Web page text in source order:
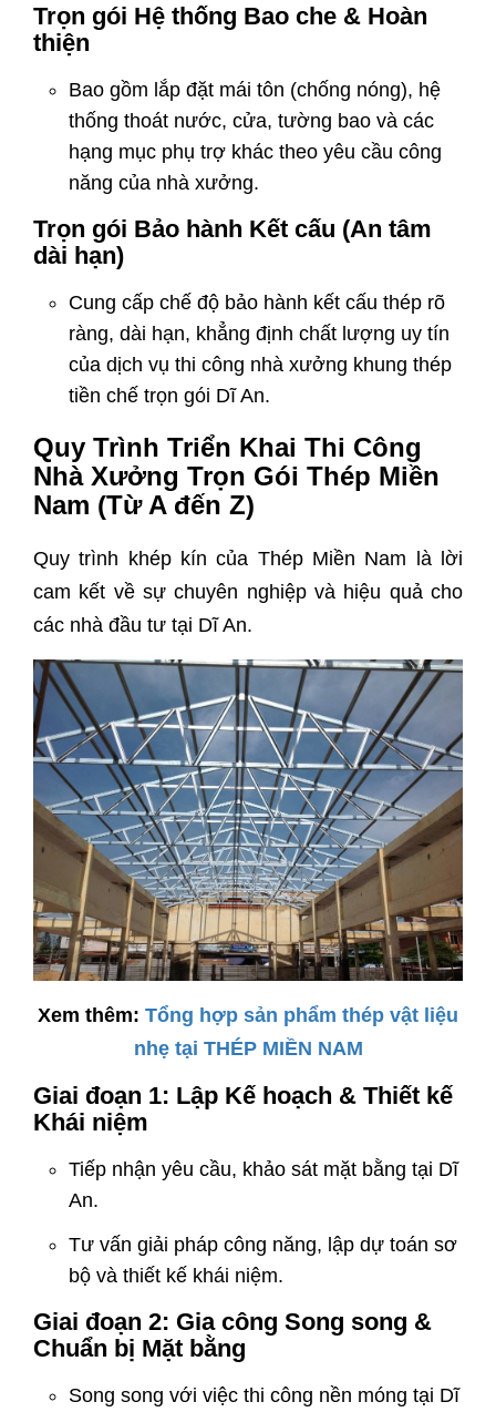
Trọn gói Hệ thống Bao che & Hoàn
thiện
Bao gồm lắp đặt mái tôn (chống nóng), hệ
thống thoát nước, cửa, tường bao và các
hạng mục phụ trợ khác theo yêu cầu công
năng của nhà xưởng.
Trọn gói Bảo hành Kết cấu (An tâm
dài hạn)
Cung cấp chế độ bảo hành kết cấu thép rõ
ràng, dài hạn, khẳng định chất lượng uy tín
của dịch vụ thi công nhà xưởng khung thép
tiền chế trọn gói Dĩ An.
Quy Trình Triển Khai Thi Công
Nhà Xưởng Trọn Gói Thép Miền
Nam (Từ A đến Z)
Quy trình khép kín của Thép Miền Nam là lời
cam kết về sự chuyên nghiệp và hiệu quả cho
các nhà đầu tư tại Dĩ An.
Xem thêm: Tổng hợp sản phẩm thép vật liệu
nhẹ tại THÉP MIỀN NAM
Giai đoạn 1: Lập Kế hoạch & Thiết kế
Khái niệm
Tiếp nhận yêu cầu, khảo sát mặt bằng tại Dĩ
An.
Tư vấn giải pháp công năng, lập dự toán sơ
bộ và thiết kế khái niệm.
Giai đoạn 2: Gia công Song song &
Chuẩn bị Mặt bằng
Song song với việc thi công nền móng tại Dĩ